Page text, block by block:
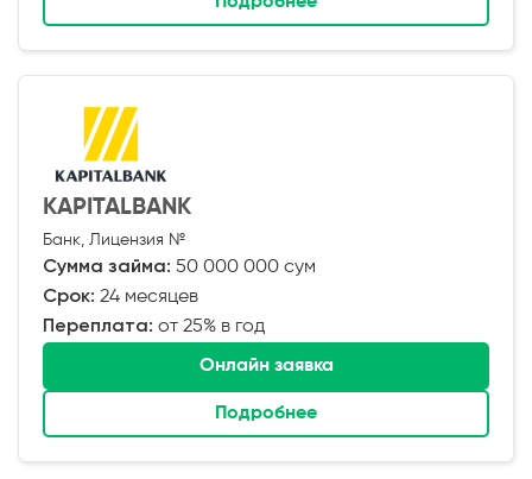
KAPITALBANK
Банк, Лицензия №
Сумма займа: 50 000 000 сум
Срок: 24 месяцев
Переплата: от 25% в год
Онлайн заявка
Подробнее